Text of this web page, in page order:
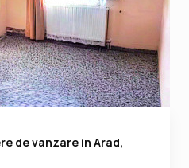
de vanzare in Arad,